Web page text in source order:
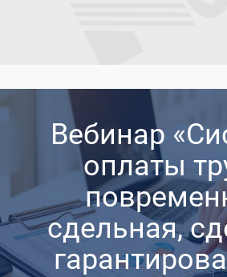
Вебинар
оплаты
сдельная,